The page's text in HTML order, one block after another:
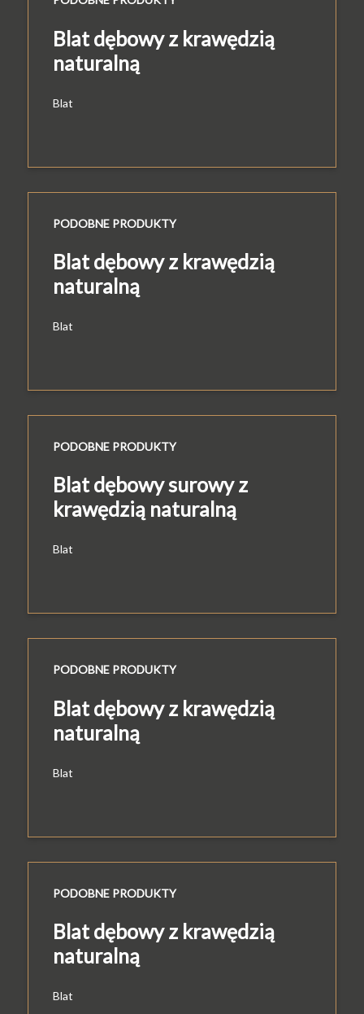
Blat dębowy z krawędzią
naturalną
Blat
PODOBNE PRODUKTY
Blat dębowy z krawędzią
naturalną
Blat
PODOBNE PRODUKTY
Blat dębowy surowy z
krawędzią naturalną
Blat
PODOBNE PRODUKTY
Blat dębowy z krawędzią
naturalną
Blat
PODOBNE PRODUKTY
Blat dębowy z krawędzią
naturalną
Blat